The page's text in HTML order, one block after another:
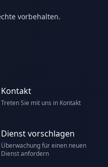
vorbehalten.
Kontakt
Treten Sie mit uns in Kontakt
Dienst vorschlagen
Überwachung für einen neuen
Dienst anfordern